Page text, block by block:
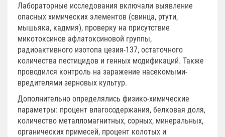
Лабораторные исследования включали выявление
опасных химических элементов (свинца, ртути,
мышьяка, кадмия), проверку на присутствие
микотоксинов афлатоксиновой группы,
радиоактивного изотопа цезия-137, остаточного
количества пестицидов и генных модификаций. Также
проводился контроль на заражение насекомыми-
вредителями зерновых культур.
Дополнительно определялись физико-химические
параметры: процент влагосодержания, белковая доля,
количество металломагнитных, сорных, минеральных,
органических примесей, процент колотых и